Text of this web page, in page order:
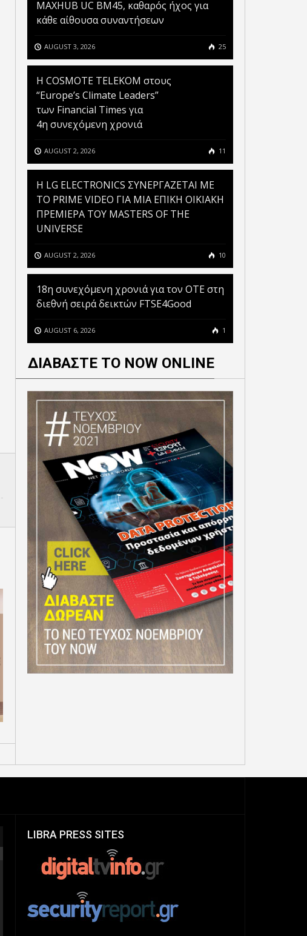
Η COSMOTE TELEKOM ΣΤΟΥΣ
“EUROPE’S CLIMATE LEADERS”
ΤΟ GOV.GR ΚΑΙ ΤΟ GOV.GR
MESSENGER ΘΕΤΟΥΝ ΣΕ
ΛΕΙΤΟΥΡΓΙΑ ΜΙΑ
ΠΡΟΣΩΠΟΠΟΙΗΜΕΝΗ ΚΑΙ
ΕΝΙΑΙΑ ΕΜΠΕΙΡΙΑ
MAXHUB UC BM45, καθαρός ήχος για
κάθε αίθουσα συναντήσεων
AUGUST 3, 2026 25
Η COSMOTE TELEKOM στους
“Europe’s Climate Leaders”
των Financial Times για
4η συνεχόμενη χρονιά
AUGUST 2, 2026 11
H LG ELECTRONICS ΣΥΝΕΡΓΑΖΕΤΑΙ ΜΕ
ΤΟ PRIME VIDEO ΓΙΑ ΜΙΑ ΕΠΙΚΗ ΟΙΚΙΑΚΗ
ΠΡΕΜΙΕΡΑ ΤΟΥ MASTERS OF THE
UNIVERSE
AUGUST 2, 2026 10
18η συνεχόμενη χρονιά για τον ΟΤΕ στη
διεθνή σειρά δεικτών FTSE4Good
AUGUST 6, 2026 1
ΔΙΑΒΑΣΤΕ ΤΟ NOW ONLINE
LIBRA PRESS SITES